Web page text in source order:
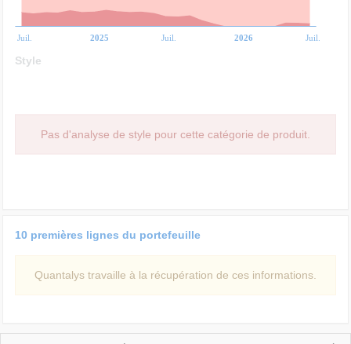
Juil. 2025 Juil. 2026 Juil.
Style
Pas d'analyse de style pour cette catégorie de produit.
10 premières lignes du portefeuille
Quantalys travaille à la récupération de ces informations.